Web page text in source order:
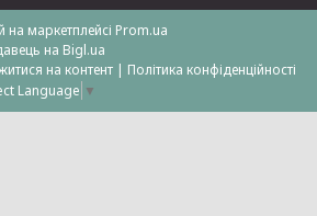
на маркетплейсі Prom.ua
на Bigl.ua
на контент | Політика конфіденційності
Language ▼